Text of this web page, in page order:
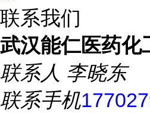
联系我们
武汉能仁医药化
联系人 李晓东
联系手机